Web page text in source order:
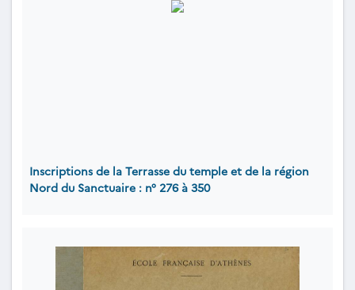
Inscriptions de la Terrasse du temple et de la région
Nord du Sanctuaire : n° 276 à 350